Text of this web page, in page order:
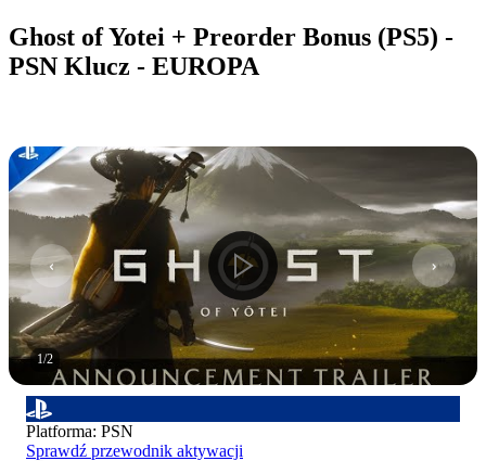
Ghost of Yotei + Preorder Bonus (PS5) -
PSN Klucz - EUROPA
1/2
Platforma: PSN
Sprawdź przewodnik aktywacji